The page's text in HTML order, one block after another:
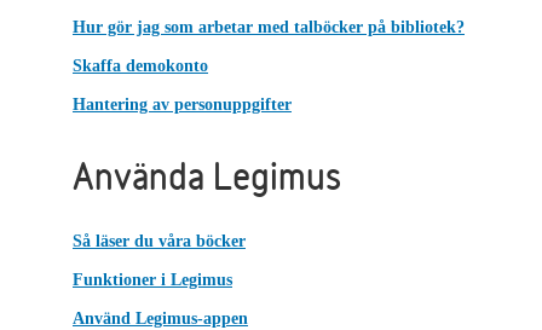
Hur gör jag som arbetar med talböcker på bibliotek?
Skaffa demokonto
Hantering av personuppgifter
Använda Legimus
Så läser du våra böcker
Funktioner i Legimus
Använd Legimus-appen